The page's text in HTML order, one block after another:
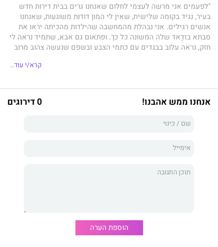
"לפעמים אני מרשה לעצמי לחלום שאנחנו גרים בבית דירות חדש
בעיר, נגיד בקומה שלישית, שאין לי המון דודות משוגעות, שאנחנו
אנשים רגילים. אני נבהלת מהמחשבה שהילדות מהכיתה יראו את
סבתא בזדָאד שלה המשונה כל כך. ופתאום גם אבא, שתמיד נראה לי
חזק, נראה עלוב בבגדים עם כתמי הצבע ובשפם שנעשה צהוב מרוב
ההסתגלות לארץ החדשה: את ההתנשאות, את הלגלוג, את ההצקות
גם לא ממנהגיה, ופיורלה כבר מעזה להסתכל קדימה אל מראות
צבר. בשום פנים היא לא תיתן לשנה הזאת להסתיים כמו שהתחילה.
רבת־דמיון שמתלבטת בין סבתה וסיפוריה מצפון אפריקה ובין הצורך
קרא/י עוד..
אנחנו ממש אהבנו! 0 דירוגים
הוספת הערה